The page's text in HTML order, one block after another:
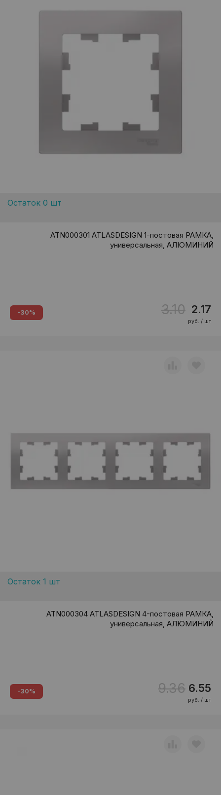
Остаток 0 шт
ATN000301 ATLASDESIGN 1-постовая РАМКА,
универсальная, АЛЮМИНИЙ
-30% 3.10 2.17
руб. / шт
Остаток 1 шт
ATN000304 ATLASDESIGN 4-постовая РАМКА,
универсальная, АЛЮМИНИЙ
-30% 9.36 6.55
руб. / шт